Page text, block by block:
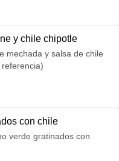
y chile chipotle
mechada y salsa de chile
con chile
verde gratinados con